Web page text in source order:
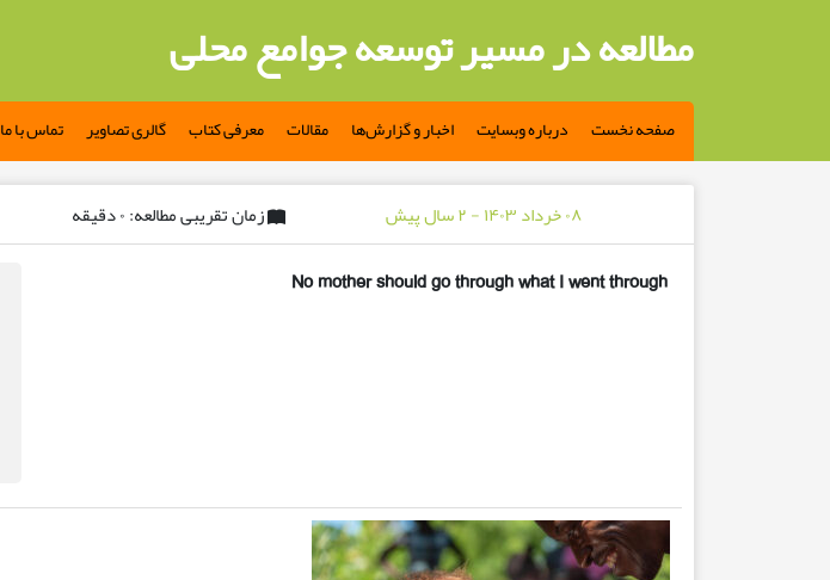
مطالعه در مسیر توسعه جوامع محلی
صفحه نخست درباره وبسایت اخبار و گزارش‌ها مقالات معرفی کتاب گالری تصاویر تماس با ما
۰۸ خرداد ۱۴۰۳ - ۲ سال پیش زمان تقریبی مطالعه: ۰ دقیقه
No mother should go through what I went through